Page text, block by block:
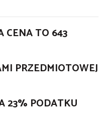
CENA TO 643
PRZEDMIOTOWEJ
23% PODATKU